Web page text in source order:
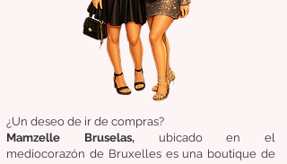
¿Un deseo de ir de compras?
Mamzelle Bruselas, ubicado en el
mediocorazón de Bruxelles es una boutique de